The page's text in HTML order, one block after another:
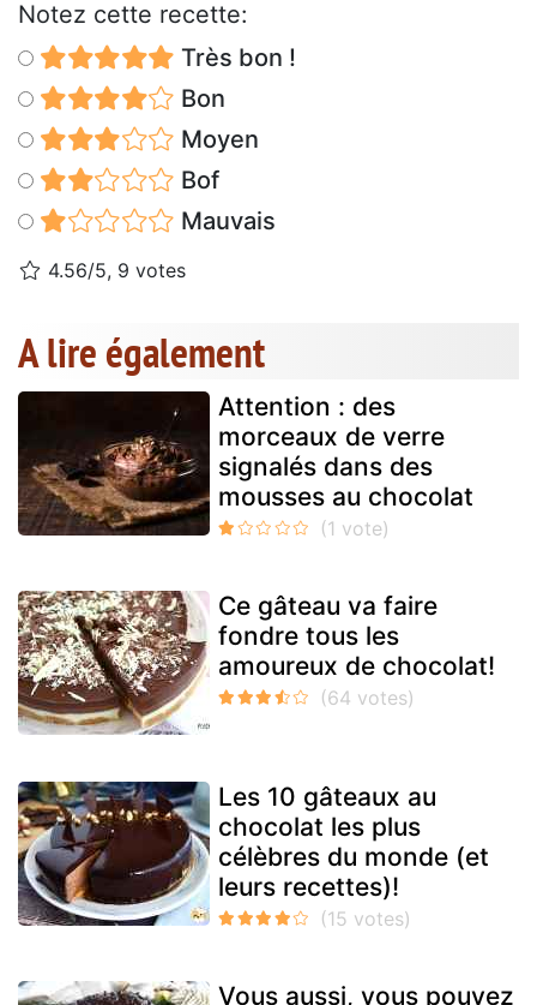
Notez cette recette:
Très bon !
Bon
Moyen
Bof
Mauvais
4.56/5, 9 votes
A lire également
Attention : des
morceaux de verre
signalés dans des
mousses au chocolat
Ce gâteau va faire
fondre tous les
amoureux de chocolat!
Les 10 gâteaux au
chocolat les plus
célèbres du monde (et
leurs recettes)!
Vous aussi, vous pouvez